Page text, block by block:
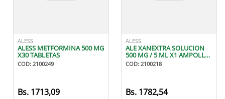
ALESS
ALESS METFORMINA 500 MG
X30 TABLETAS
COD: 2100249
1713,09
ALESS
ALE XANEXTRA SOLUCION
500 MG / 5 ML X1 AMPOLLA
INYECTABLE INTRAVENOSA
COD: 2100218
1782,54